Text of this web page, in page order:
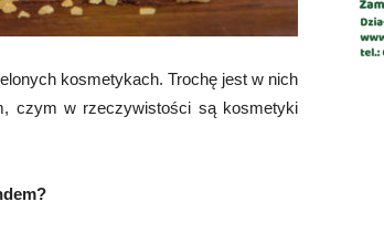
kosmetykach. Trochę jest w nich
czym w rzeczywistości są kosmetyki